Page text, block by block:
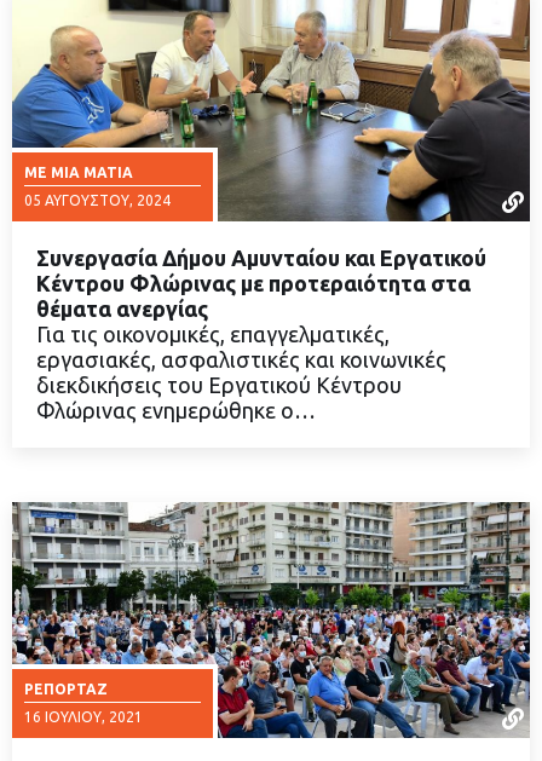
ΜΕ ΜΙΑ ΜΑΤΙΆ
05 ΑΥΓΟΎΣΤΟΥ, 2024
ΔΙΑΒΑΣΤΕ ΠΕΡΙΣΣΟΤΕΡΑ
Συνεργασία Δήμου Αμυνταίου και Εργατικού
Κέντρου Φλώρινας με προτεραιότητα στα
θέματα ανεργίας
Για τις οικονομικές, επαγγελματικές,
εργασιακές, ασφαλιστικές και κοινωνικές
διεκδικήσεις του Εργατικού Κέντρου
Φλώρινας ενημερώθηκε ο…
ΡΕΠΟΡΤΆΖ
16 ΙΟΥΛΊΟΥ, 2021